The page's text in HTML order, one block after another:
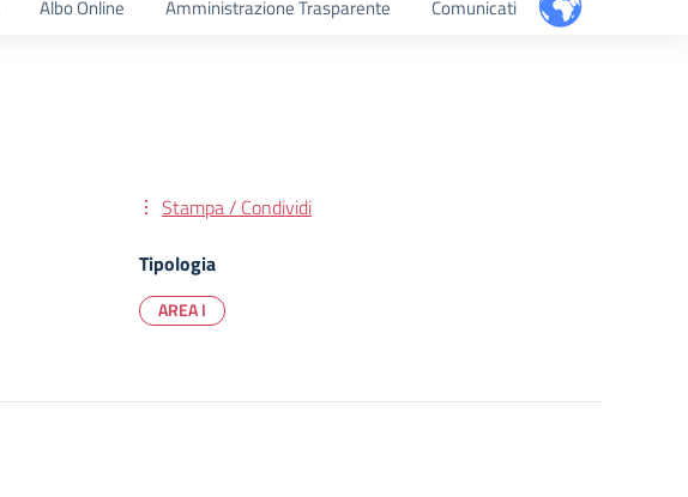
Albo Online Amministrazione Trasparente Comunicati
Stampa / Condividi
Tipologia
AREA I